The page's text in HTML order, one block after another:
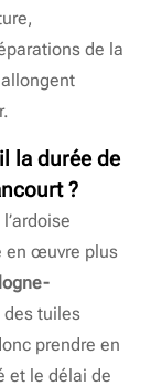
de la
la durée de
?
en œuvre plus
des tuiles
prendre en
et le délai de